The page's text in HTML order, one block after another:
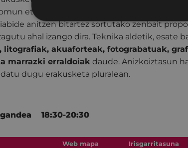
eta zeharkakoa, izan ere, grafikaren baitan
anitzen bitartez sortutako zenbait
ahal izango dira. Teknika aldetik, esate
litografiak, akuaforteak, fotograbatuak,
marrazki erraldoiak daude. Anizkoiztasun
dugu erakusketa pluralean.
18:30-20:30
Web mapa Irisgarritasuna